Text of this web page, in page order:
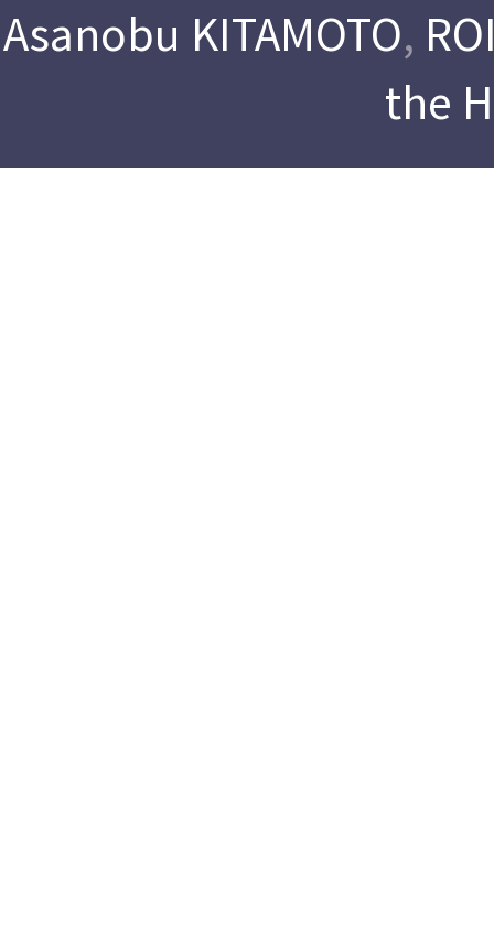
Asanobu KITAMOTO,
the